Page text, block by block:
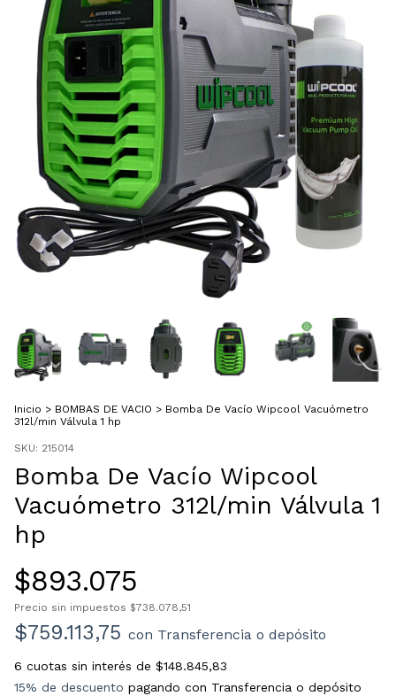
Inicio > BOMBAS DE VACIO > Bomba De Vacío Wipcool Vacuómetro
312l/min Válvula 1 hp
SKU: 215014
Bomba De Vacío Wipcool
Vacuómetro 312l/min Válvula 1
hp
$893.075
Precio sin impuestos $738.078,51
$759.113,75 con Transferencia o depósito
6 cuotas sin interés de $148.845,83
15% de descuento pagando con Transferencia o depósito